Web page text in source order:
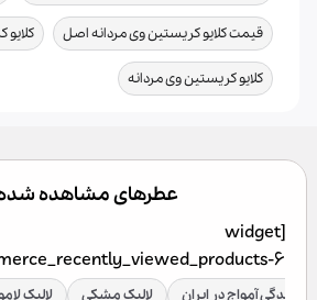
قیمت کلایو کریستین وی مردانه اصل ,
کلایو کریستین وی مردانه
عطرهای مشاهده
[widget
6"]
نمایندگی آمواج در ایران لالیک مشکی لالیک